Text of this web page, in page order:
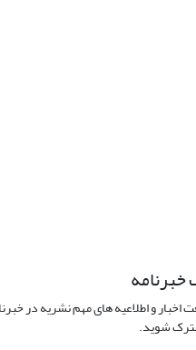
خبرنامه
اخبار و اطلاعیه های مهم نشریه در
شوید.